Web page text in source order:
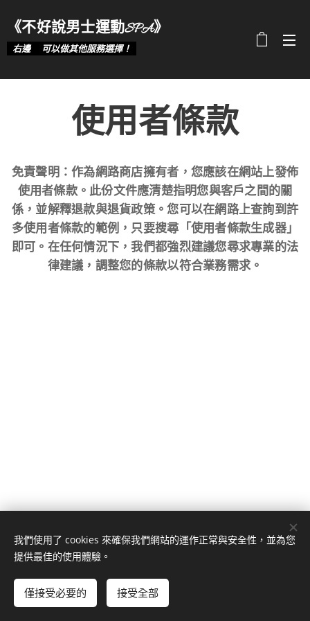
《不好說男士運動SPA》
右邊👉可以做其他服務選擇！
使用者條款
免責聲明：作為網路商店擁有者，您應該在網站上發佈
使用者條款。此份文件應清楚指明您與客戶之間的關
係，並解釋退款與退貨政策。您可以在網路上查詢到許
多使用者條款的範例，只要搜尋「使用者條款生成器」
即可。在任何情況下，我們都強烈建議您尋求專業的法
律建議，調整您的條款以符合業務需求。
Webnode 提供技術支援
我們使用了 cookies 來確保我們網站的運作正常與安全性，並為您
提供最佳的使用體驗。
僅接受必要的 接受全部